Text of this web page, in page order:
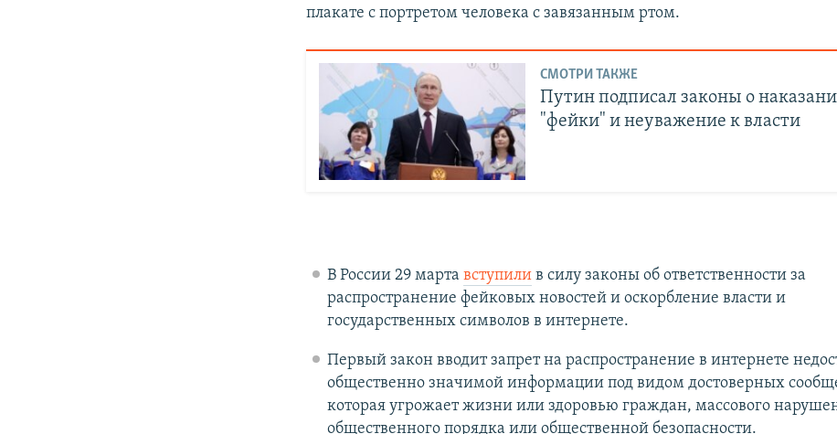
плакате с портретом человека с завязанным ртом.
СМОТРИ ТАКЖЕ
Путин подписал законы о
"фейки" и неуважение к власти
В России 29 марта вступилив силу законы об ответственности за
распространение фейковых новостей и оскорбление власти и
государственных символов в интернете.
Первый закон вводит запрет на распространение в интернете
общественно значимой информации под видом достоверных
которая угрожает жизни или здоровью граждан, массового
общественного порядка или общественной безопасности.